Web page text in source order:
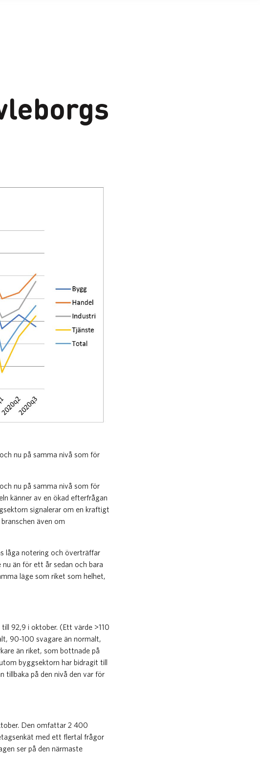
nu på samma nivå som för
nu på samma nivå som för
känner av en ökad efterfrågan
signalerar om en kraftigt
även om
låga notering och överträffar
än för ett år sedan och bara
läge som riket som helhet,
92,9 i oktober. (Ett värde >110
90-100 svagare än normalt,
än riket, som bottnade på
byggsektorn har bidragit till
tillbaka på den nivå den var för
Den omfattar 2 400
med ett flertal frågor
ser på den närmaste